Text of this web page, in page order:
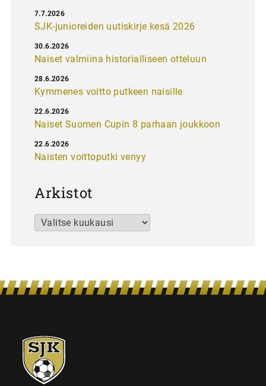
SJK-junioreiden uutiskirje kesä 2026
7.7.2026
Naiset valmiina historialliseen otteluun
30.6.2026
Kymmenes voitto putkeen naisille
28.6.2026
Naiset Suomen Cupin 8 parhaan joukkoon
22.6.2026
Naisten voittoputki venyy
22.6.2026
Arkistot
Arkistot
SJK-
juniorit